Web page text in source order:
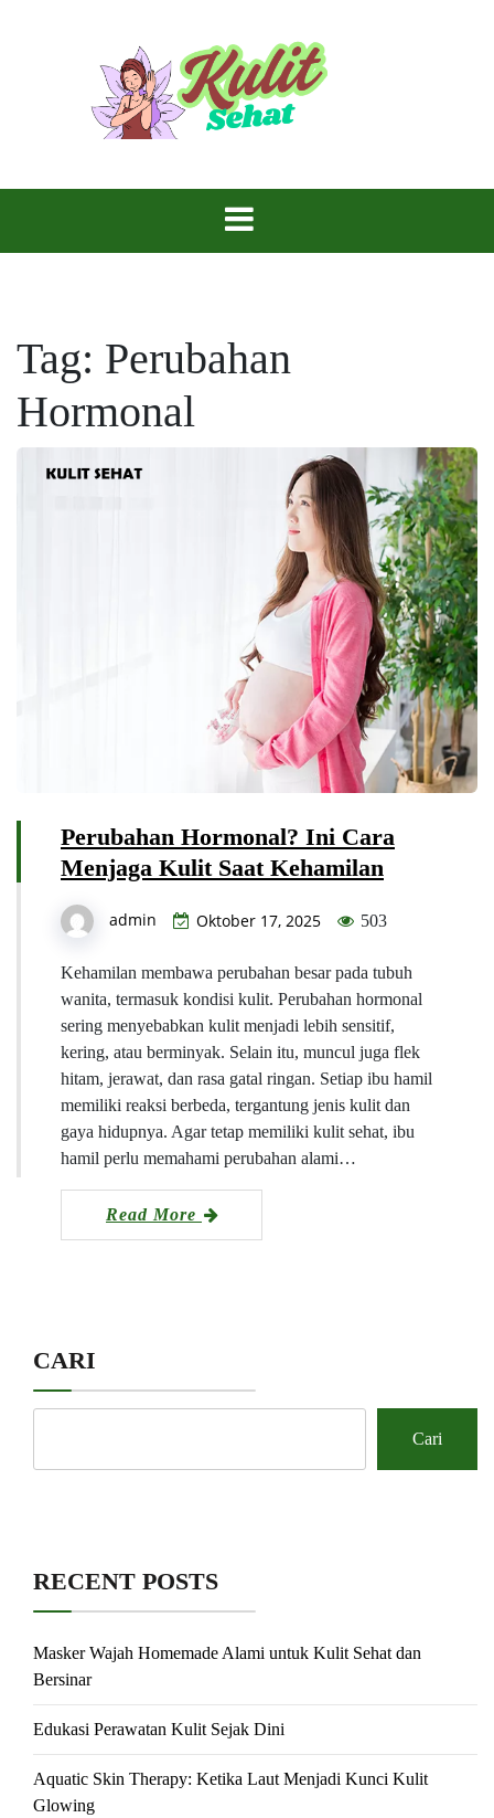
Kulit Sehat
Tag: Perubahan
Hormonal
Perubahan Hormonal? Ini Cara
Menjaga Kulit Saat Kehamilan
admin Oktober 17, 2025 503
Kehamilan membawa perubahan besar pada tubuh
wanita, termasuk kondisi kulit. Perubahan hormonal
sering menyebabkan kulit menjadi lebih sensitif,
kering, atau berminyak. Selain itu, muncul juga flek
hitam, jerawat, dan rasa gatal ringan. Setiap ibu hamil
memiliki reaksi berbeda, tergantung jenis kulit dan
gaya hidupnya. Agar tetap memiliki kulit sehat, ibu
hamil perlu memahami perubahan alami…
Read More
CARI
Cari
RECENT POSTS
Masker Wajah Homemade Alami untuk Kulit Sehat dan
Bersinar
Edukasi Perawatan Kulit Sejak Dini
Aquatic Skin Therapy: Ketika Laut Menjadi Kunci Kulit
Glowing